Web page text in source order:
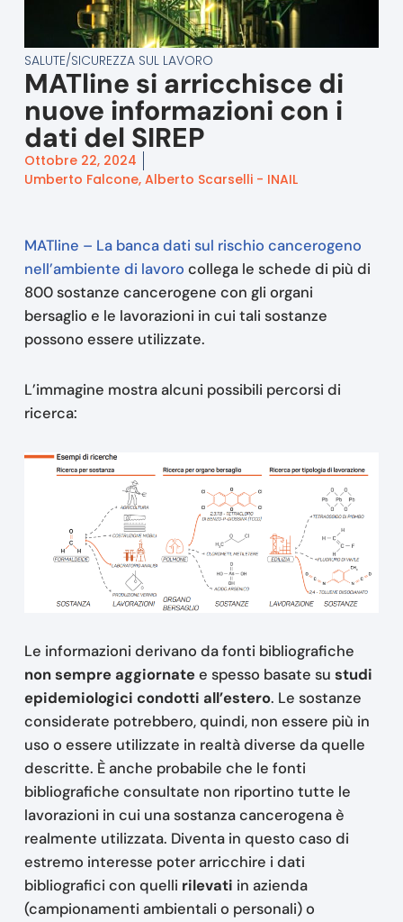
SALUTE/SICUREZZA SUL LAVORO
MATline si arricchisce di
nuove informazioni con i
dati del SIREP
Ottobre 22, 2024
Umberto Falcone, Alberto Scarselli - INAIL
MATline – La banca dati sul rischio cancerogeno
nell’ambiente di lavoro collega le schede di più di
800 sostanze cancerogene con gli organi
bersaglio e le lavorazioni in cui tali sostanze
possono essere utilizzate.
L’immagine mostra alcuni possibili percorsi di
ricerca:
Le informazioni derivano da fonti bibliografiche
non sempre aggiornatee spesso basate su studi
epidemiologici condotti all’estero. Le sostanze
considerate potrebbero, quindi, non essere più in
uso o essere utilizzate in realtà diverse da quelle
descritte. È anche probabile che le fonti
bibliografiche consultate non riportino tutte le
lavorazioni in cui una sostanza cancerogena è
realmente utilizzata. Diventa in questo caso di
estremo interesse poter arricchire i dati
bibliografici con quelli rilevati in azienda
(campionamenti ambientali o personali) o